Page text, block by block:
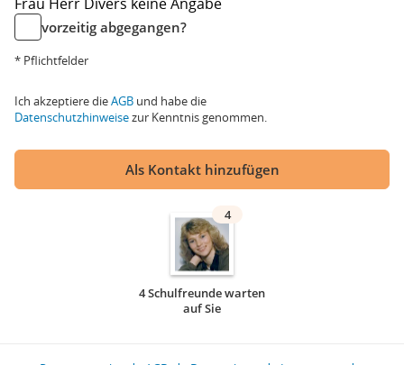
vorzeitig abgegangen?
* Pflichtfelder
Ich akzeptiere dieAGB und habe die
Datenschutzhinweisezur Kenntnis genommen.
Als Kontakt hinzufügen
4
4 Schulfreunde warten
auf Sie